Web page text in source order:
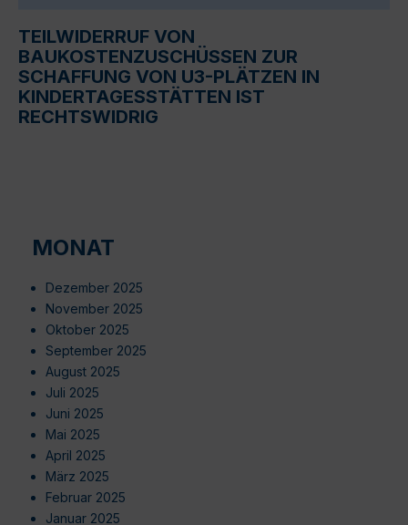
TEILWIDERRUF VON
BAUKOSTENZUSCHÜSSEN ZUR
SCHAFFUNG VON U3-PLÄTZEN IN
KINDERTAGESSTÄTTEN IST
RECHTSWIDRIG
MONAT
Dezember 2025
November 2025
Oktober 2025
September 2025
August 2025
Juli 2025
Juni 2025
Mai 2025
April 2025
März 2025
Februar 2025
Januar 2025